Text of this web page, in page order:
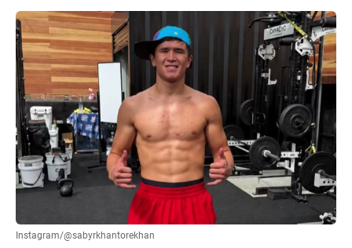
Instagram/@sabyrkhantorekhan